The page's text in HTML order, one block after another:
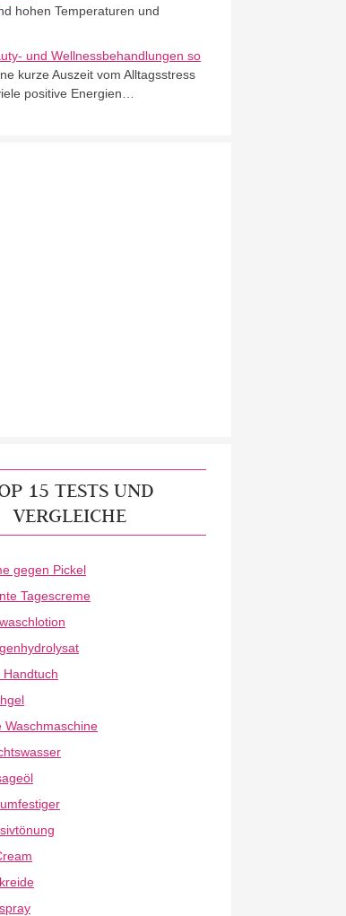
hohen Temperaturen und
und Wellnessbehandlungen so
kurze Auszeit vom Alltagsstress
positive Energien…
15 TESTS UND
VERGLEICHE
gegen Pickel
Tagescreme
Handtuch
Waschmaschine